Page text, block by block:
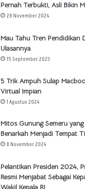
Pernah Terbukti, Asli Bikin
28 November 2024
Mau Tahu Tren Pendidikan
Ulasannya
15 September 2023
5 Trik Ampuh Sulap
Virtual Impian
1 Agustus 2024
Mitos Gunung Semeru
Benarkah Menjadi Tempat
8 November 2024
Pelantikan Presiden 2024,
Resmi Menjabat Sebagai
Wakil Kepala RI